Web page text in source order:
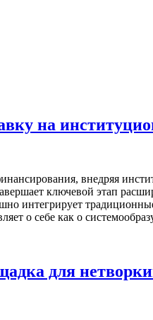
на
внедряя
ключевой этап
интегрирует
о себе как о
для